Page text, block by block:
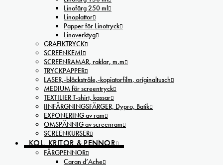
Linofärg 250 ml
Linoplattor
Papper för Linotryck
Linoverktyg
GRAFIKTRYCK
SCREENKEMI
SCREENRAMAR, raklar, m.m
TRYCKPAPPER
LASER,-bläckstråle,-kopiatorfilm, oríginaltusch
MEDIUM för screentryck
TEXTILIER T-shirt, kassar
IINFÄRGNINGSFÄRGER, Dypro, Batik
EXPONERING av ram
OMSPÄNNIG av screenram
SCREENKURSER
KOL, KRITOR & PENNOR
FÄRGPENNOR
Caran d’Ache